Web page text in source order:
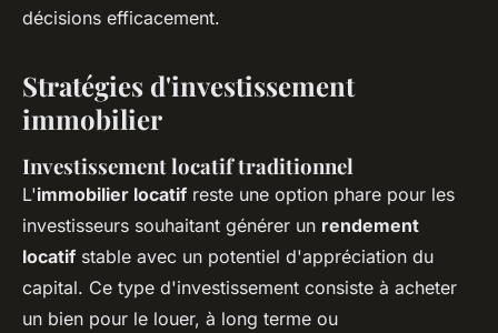
décisions efficacement.
Stratégies d'investissement
immobilier
Investissement locatif traditionnel
L'immobilier locatif reste une option phare pour les
investisseurs souhaitant générer un rendement
locatif stable avec un potentiel d'appréciation du
capital. Ce type d'investissement consiste à acheter
un bien pour le louer, à long terme ou